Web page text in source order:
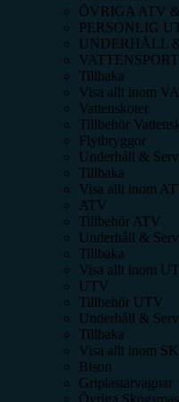
ÖVRIGA ATV
PERSONLIG
UNDERHÅLL
VATTENSPORT
Tillbaka
Visa allt inom
Vattenskoter
Tillbehör
Flytbryggor
Underhåll &
Tillbaka
Visa allt inom
ATV
Tillbehör ATV
Underhåll &
Tillbaka
Visa allt inom
UTV
Tillbehör UTV
Underhåll &
Tillbaka
Visa allt inom
Bison
Griplastarvagnar
Övriga